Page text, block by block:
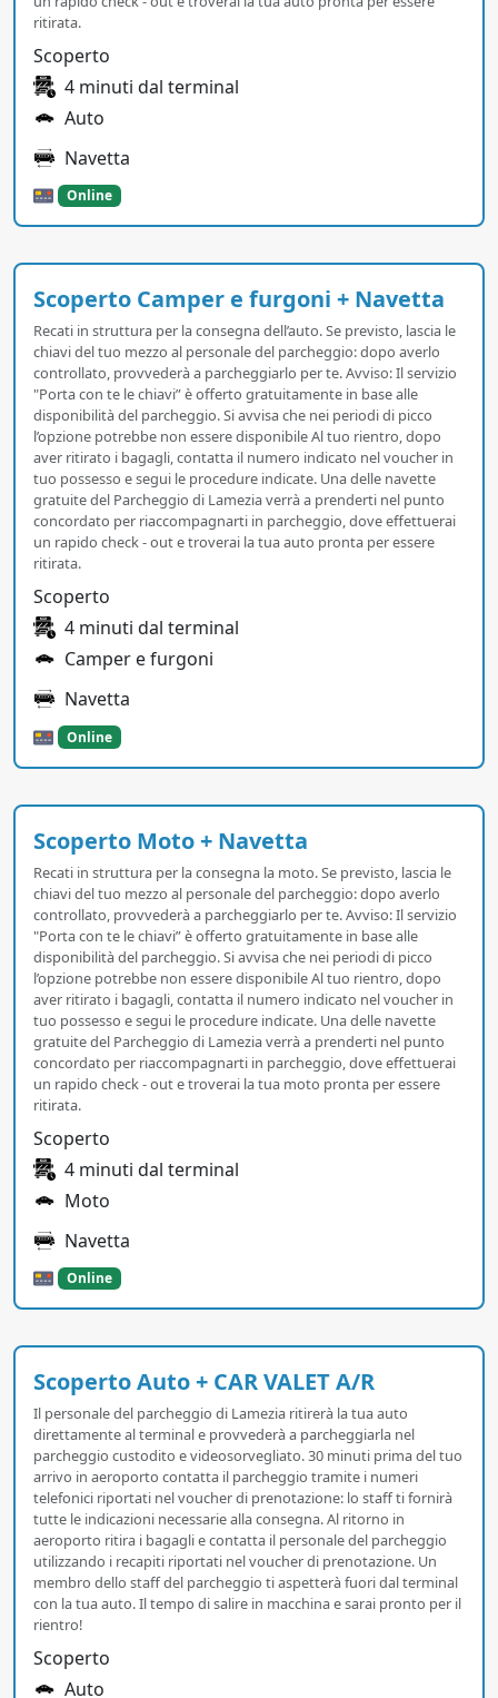
ritirata.
Scoperto
4 minuti dal terminal
Auto
Navetta
Online
Scoperto Camper e furgoni + Navetta
Recati in struttura per la consegna dell’auto. Se previsto, lascia le
chiavi del tuo mezzo al personale del parcheggio: dopo averlo
controllato, provvederà a parcheggiarlo per te. Avviso: Il servizio
"Porta con te le chiavi” è offerto gratuitamente in base alle
disponibilità del parcheggio. Si avvisa che nei periodi di picco
l’opzione potrebbe non essere disponibile Al tuo rientro, dopo
aver ritirato i bagagli, contatta il numero indicato nel voucher in
tuo possesso e segui le procedure indicate. Una delle navette
gratuite del Parcheggio di Lamezia verrà a prenderti nel punto
concordato per riaccompagnarti in parcheggio, dove effettuerai
un rapido check - out e troverai la tua auto pronta per essere
ritirata.
Scoperto
4 minuti dal terminal
Camper e furgoni
Navetta
Online
Scoperto Moto + Navetta
Recati in struttura per la consegna la moto. Se previsto, lascia le
chiavi del tuo mezzo al personale del parcheggio: dopo averlo
controllato, provvederà a parcheggiarlo per te. Avviso: Il servizio
"Porta con te le chiavi” è offerto gratuitamente in base alle
disponibilità del parcheggio. Si avvisa che nei periodi di picco
l’opzione potrebbe non essere disponibile Al tuo rientro, dopo
aver ritirato i bagagli, contatta il numero indicato nel voucher in
tuo possesso e segui le procedure indicate. Una delle navette
gratuite del Parcheggio di Lamezia verrà a prenderti nel punto
concordato per riaccompagnarti in parcheggio, dove effettuerai
un rapido check - out e troverai la tua moto pronta per essere
ritirata.
Scoperto
4 minuti dal terminal
Moto
Navetta
Online
Scoperto Auto + CAR VALET A/R
Il personale del parcheggio di Lamezia ritirerà la tua auto
direttamente al terminal e provvederà a parcheggiarla nel
parcheggio custodito e videosorvegliato. 30 minuti prima del tuo
arrivo in aeroporto contatta il parcheggio tramite i numeri
telefonici riportati nel voucher di prenotazione: lo staff ti fornirà
tutte le indicazioni necessarie alla consegna. Al ritorno in
aeroporto ritira i bagagli e contatta il personale del parcheggio
utilizzando i recapiti riportati nel voucher di prenotazione. Un
membro dello staff del parcheggio ti aspetterà fuori dal terminal
con la tua auto. Il tempo di salire in macchina e sarai pronto per il
rientro!
Scoperto
Auto